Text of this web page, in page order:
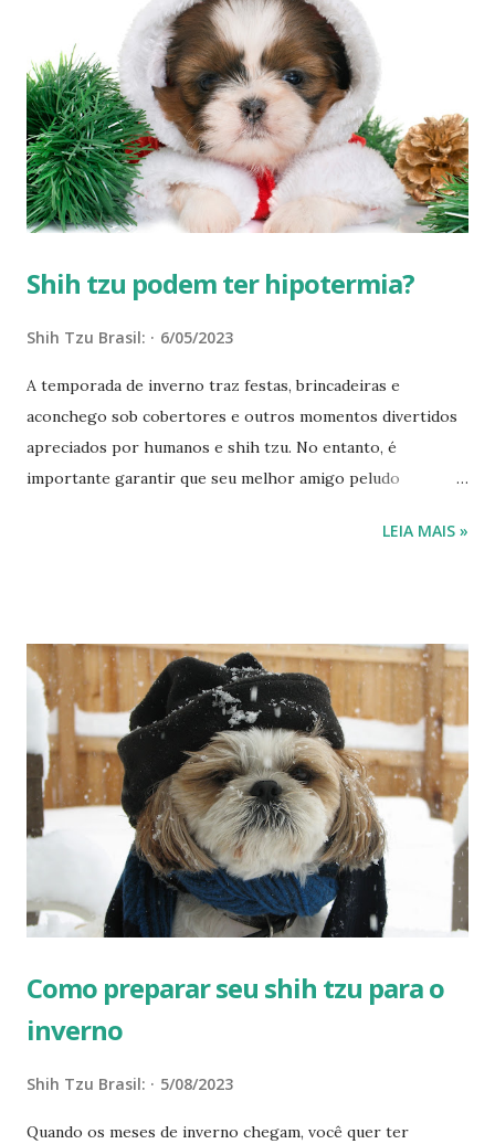
Fernanda Pereira Risoli, médica veterinária e coordenadora
de pronto-socorro do Veros Hospital Veterinário.
Portanto, é fundamental estar atento aos sinais individuais
do seu animal e tomar medidas para garantir seu conforto,
como fornecer abrigo aquecido, roupas apropriadas e
ajustar a temperatura do ambiente. Por isso, a seguir,
confira algumas dicas de como identificar se...
Shih tzu podem ter hipotermia?
Shih Tzu Brasil: 6/05/2023
A temporada de inverno traz festas, brincadeiras e
aconchego sob cobertores e outros momentos divertidos
apreciados por humanos e shih tzu. No entanto, é
importante garantir que seu melhor amigo peludo
frio, seu shih tzu provavelmente também. E as baixas
felizmente, é totalmente evitável! Aqui estão algumas coisas
importantes que você deve saber para manter seu shih tzu
aquecido, confortável e seguro neste inverno… SHIH TZU
PODEM TER HIPOTERMIA? Sim, os shih tzu podem ter
hipotermia, que é uma queda perigosa da temperatura
corporal. A condição em si - e as consequências de saúde
associadas - podem variar de leve a grave por natureza. A
causa mais comum é a exposição prolongada a
temperaturas frias. Enquanto alguns shih tzu se saem
melhor no frio do que outros, qualquer...
LEIA MAIS »
Como preparar seu shih tzu para o
inverno
Shih Tzu Brasil: 5/08/2023
Quando os meses de inverno chegam, você quer ter